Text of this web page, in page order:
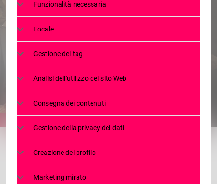
PANATHLON SONDRIO: CLAUDIA
GIORDANI RACCONTA
L’EVOLUZIONE (E LE SFIDE) DELLO
SPORT FEMMINILE
21 FEBBRAIO 2025
share
email
Funzionalità necessaria
Locale
Gestione dei tag
Analisi dell'utilizzo del sito Web
Consegna dei contenuti
Gestione della privacy dei dati
Creazione del profilo
Marketing mirato